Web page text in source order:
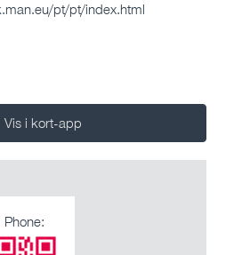
pt/pt/index.html
Vis i kort-app